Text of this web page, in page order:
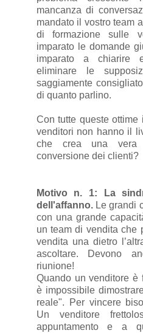
mancanza di
mandato il vostro team
di formazione sulle
imparato le domande
imparato a chiarire
eliminare le
saggiamente
di quanto parlino.
Con tutte queste ottime
venditori non hanno il
che crea una vera
conversione dei clienti?
Motivo n. 1: La
dell'affanno.Le grandi
con una grande
un team di vendita che
vendita una dietro
ascoltare. Devono
riunione!
Quando un venditore è
è impossibile
reale". Per vincere
Un venditore
appuntamento e a